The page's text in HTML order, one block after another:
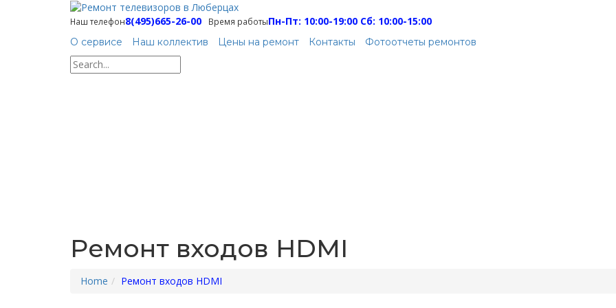
Наш телефон8(495)665-26-00 Время работыПн-Пт: 10:00-19:00 Сб: 10:00-15:00
О сервисе Наш коллектив Цены на ремонт Контакты Фотоотчеты ремонтов
Ремонт входов HDMI
Home Ремонт входов HDMI